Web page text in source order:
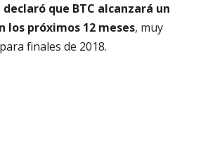
declaró que BTC alcanzará un
los próximos 12 meses, muy
finales de 2018.